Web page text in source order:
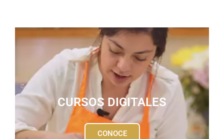
CURSOS DIGITALES
CONOCE